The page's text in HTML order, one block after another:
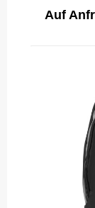
Auf